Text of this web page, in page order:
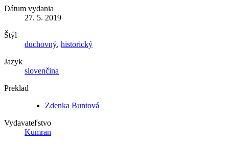
Dátum vydania
27. 5. 2019
Štýl
duchovný, historický
Jazyk
slovenčina
Preklad
Zdenka Buntová
Vydavateľstvo
Kumran